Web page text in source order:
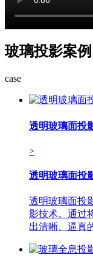
玻璃投影案例
case
透明玻璃面投
>
透明玻璃面投
透明玻璃面投
影技术。通过
出清晰、逼真